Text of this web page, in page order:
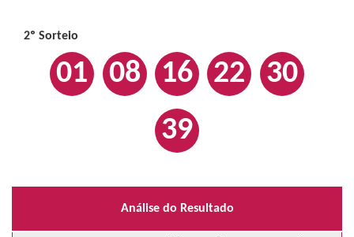
2º Sorteio
01 08 16 22
30
39
Análise do Resultado